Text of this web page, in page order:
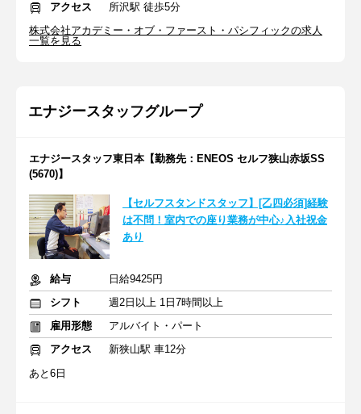
アクセス
所沢駅 徒歩5分
株式会社アカデミー・オブ・ファースト・パシフィックの求人
一覧を見る
エナジースタッフグループ
エナジースタッフ東日本【勤務先：ENEOS セルフ狭山赤坂SS
(5670)】
【セルフスタンドスタッフ】[乙四必須]経験
は不問！室内での座り業務が中心♪入社祝金
あり
給与
日給9425円
シフト
週2日以上 1日7時間以上
雇用形態
アルバイト・パート
アクセス
新狭山駅 車12分
あと6日